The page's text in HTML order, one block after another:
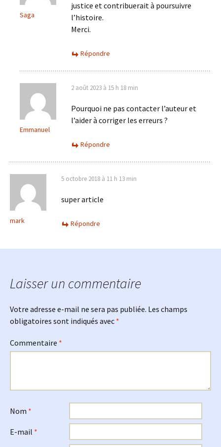
Saga
justice et contribuerait à poursuivre
l’histoire.
Merci.
Répondre
Emmanuel
2 août 2023 à 15 h 18 min
Pourquoi ne pas contacter l’auteur et
l’aider à corriger les erreurs ?
Répondre
mark
5 octobre 2018 à 11 h 13 min
super article
Répondre
Laisser un commentaire
Votre adresse e-mail ne sera pas publiée. Les champs
obligatoires sont indiqués avec *
Commentaire *
Nom *
E-mail *